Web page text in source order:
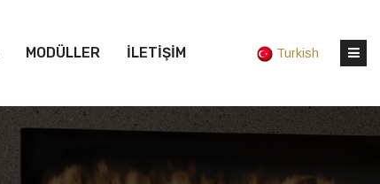
MODÜLLER İLETİŞİM Turkish